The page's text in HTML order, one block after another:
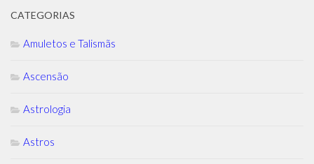
CATEGORIAS
Amuletos e Talismãs
Ascensão
Astrologia
Astros